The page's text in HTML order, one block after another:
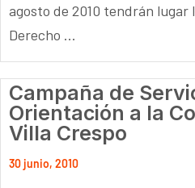
agosto de 2010 tendrán lugar
Derecho ...
Campaña de
Orientación a la
Villa Crespo
30 junio, 2010